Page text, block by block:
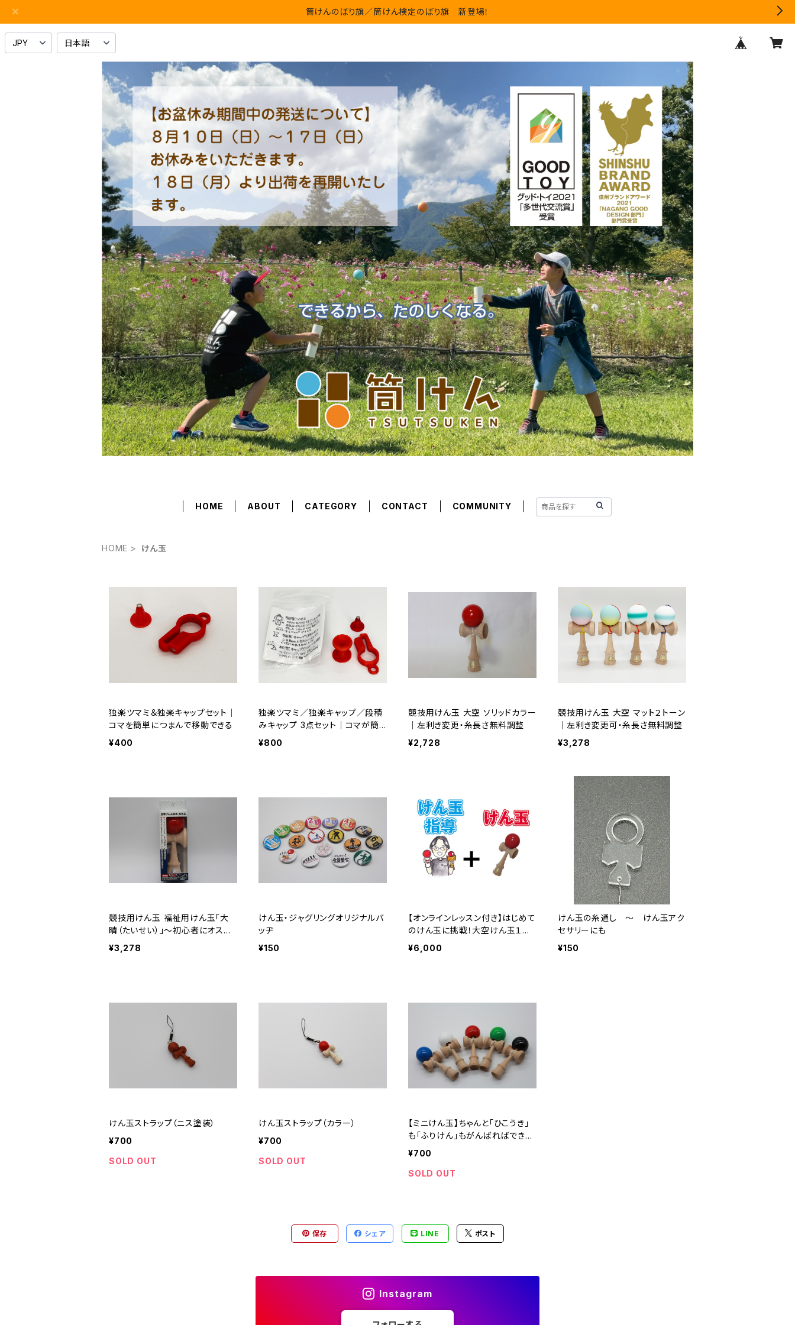
筒けんのぼり旗／筒けん検定のぼり旗 新登場！
HOME ABOUT CATEGORY CONTACT COMMUNITY
HOME けん玉
独楽ツマミ＆独楽キャップセット｜
コマを簡単につまんで移動できる
¥400
独楽ツマミ／独楽キャップ／段積
みキャップ 3点セット｜コマが簡
単につまめて、重ねても楽しめる
¥800
競技用けん玉 大空 ソリッドカラー
｜左利き変更・糸長さ無料調整
¥2,728
競技用けん玉 大空 マット２トーン
｜左利き変更可・糸長さ無料調整
¥3,278
競技用けん玉 福祉用けん玉「大
晴（たいせい）」～初心者にオスス
メ｜左利き変更可・糸長さ無料調
¥3,278
けん玉・ジャグリングオリジナルバ
ッヂ
¥150
【オンラインレッスン付き】はじめて
のけん玉に挑戦！大空けん玉１本
＋マンツーマンレッスン
¥6,000
けん玉の糸通し ～ けん玉アク
セサリーにも
¥150
けん玉ストラップ（ニス塗装）
¥700
SOLD OUT
けん玉ストラップ（カラー）
¥700
SOLD OUT
【ミニけん玉】ちゃんと「ひこうき」
も「ふりけん」もがんばればでき
る！！
¥700
SOLD OUT
保存 シェア LINE ポスト
Instagram